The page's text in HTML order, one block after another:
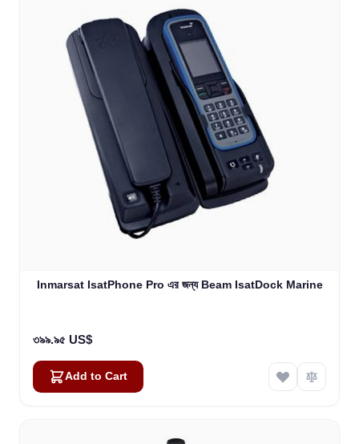
Inmarsat IsatPhone Pro এর জন্য Beam IsatDock Marine
৩৯৯.৯৫ US$
Add to Cart